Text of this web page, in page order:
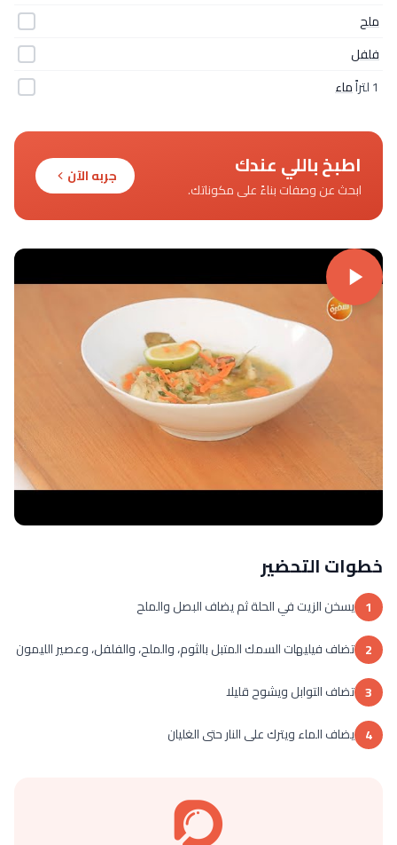
ملح
فلفل
1 لتراً
ماء
اطبخ باللي عندك
ابحث عن وصفات بناءً على مكوناتك.
جربه الآن
خطوات التحضير
1 يسخن الزيت في الحلة ثم يضاف البصل والملح
2 تضاف فيليهات السمك المتبل بالثوم، والملح، والفلفل، وعصير الليمون
3 تضاف التوابل ويشوح قليلا
4 يضاف الماء ويترك على النار حتى الغليان